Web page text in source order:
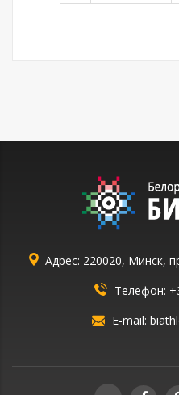
Адрес: 220020, Минск,
Телефон:
E-mail: